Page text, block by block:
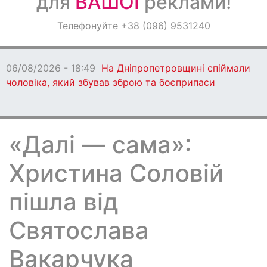
ОголошенняТелефонуйте +38 (096) 9531240
06/08/2026 - 18:49 На Дніпропетровщині спіймали
чоловіка, який збував зброю та боєприпаси
«Далі — сама»:
Христина Соловій
пішла від
Святослава
Вакарчука